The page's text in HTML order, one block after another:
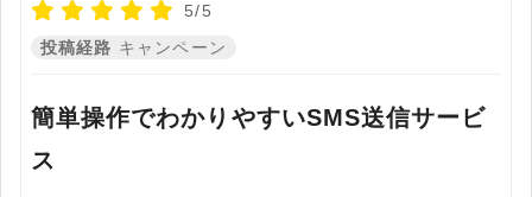
5/5
投稿経路 キャンペーン
簡単操作でわかりやすいSMS送信サービ
ス